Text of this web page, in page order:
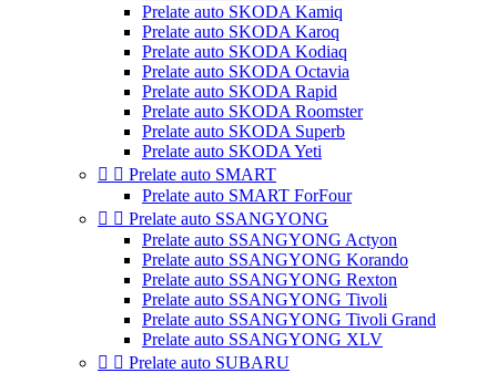
Prelate auto SKODA Kamiq
Prelate auto SKODA Karoq
Prelate auto SKODA Kodiaq
Prelate auto SKODA Octavia
Prelate auto SKODA Rapid
Prelate auto SKODA Roomster
Prelate auto SKODA Superb
Prelate auto SKODA Yeti
  Prelate auto SMART
Prelate auto SMART ForFour
  Prelate auto SSANGYONG
Prelate auto SSANGYONG Actyon
Prelate auto SSANGYONG Korando
Prelate auto SSANGYONG Rexton
Prelate auto SSANGYONG Tivoli
Prelate auto SSANGYONG Tivoli Grand
Prelate auto SSANGYONG XLV
  Prelate auto SUBARU